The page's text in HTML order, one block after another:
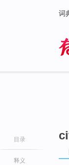
词
目录
释义